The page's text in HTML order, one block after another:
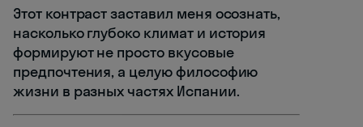
Этот контраст заставил меня осознать,
насколько глубоко климат и история
формируют не просто вкусовые
предпочтения, а целую философию
жизни в разных частях Испании.